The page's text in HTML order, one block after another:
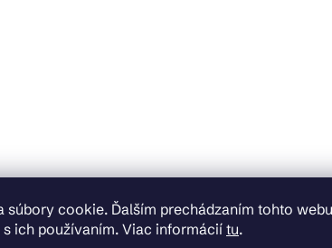
súbory cookie. Ďalším prechádzaním tohto
ich používaním. Viac informácií tu.